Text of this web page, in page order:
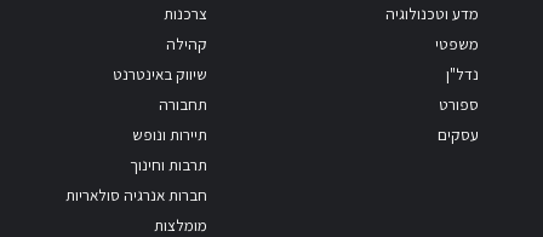
מדע וטכנולוגיה
משפטי
נדל"ן
ספורט
עסקים
צרכנות
קהילה
שיווק באינטרנט
תחבורה
תיירות ונופש
תרבות וחינוך
חברות אנרגיה סולאריות
מומלצות